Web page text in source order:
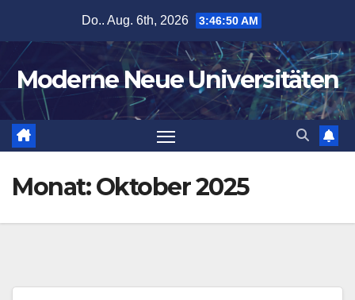
springen
Do.. Aug. 6th, 2026 3:46:50 AM
Moderne Neue Universitäten
Monat:Oktober 2025